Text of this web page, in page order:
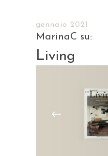
gennaio 2021
Living